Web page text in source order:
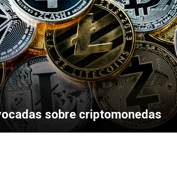
sobre criptomonedas